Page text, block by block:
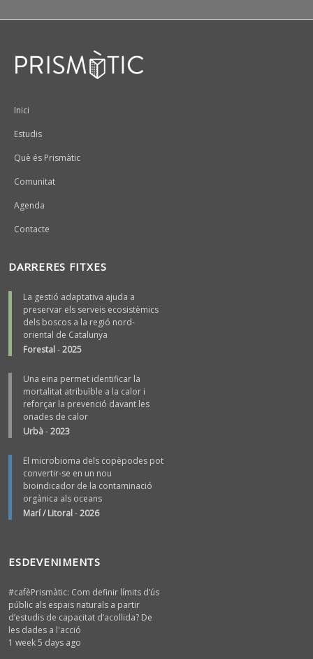
Peu
Inici
Estudis
Què és Prismàtic
Comunitat
Agenda
Contacte
DARRERES FITXES
La gestió adaptativa ajuda a
preservar els serveis ecosistèmics
dels boscos a la regió nord-
oriental de Catalunya
Forestal-2025
Una eina permet identificar la
mortalitat atribuïble a la calor i
reforçar la prevenció davant les
onades de calor
Urbà-2023
El microbioma dels copèpodes pot
convertir-se en un nou
bioindicador de la contaminació
orgànica als oceans
Marí / Litoral-2026
ESDEVENIMENTS
#cafèPrismàtic: Com definir límits d’ús
públic als espais naturals a partir
d’estudis de capacitat d’acollida? De
les dades a l'acció
1 week 5 days ago